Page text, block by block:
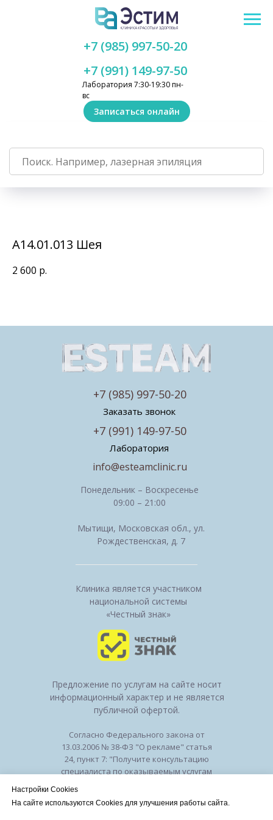
Лаборатория 7:30-19:30 пн-
вс
+7 (991) 149-97-50
+7 (985) 997-50-20
Записаться онлайн
А14.01.013 Шея
2 600 р.
Клиника является участником
национальной системы
«Честный знак»
Понедельник – Воскресенье
09:00 – 21:00
Мытищи, Московская обл., ул.
Рождественская, д. 7
Заказать звонок
Лаборатория
info@esteamclinic.ru
+7 (991) 149-97-50
+7 (985) 997-50-20
Предложение по услугам на сайте носит
информационный характер и не является
публичной офертой.
Согласно Федерального закона от
13.03.2006 № 38-ФЗ "О рекламе" статья
24, пункт 7: "Получите консультацию
специалиста по оказываемым услугам
медицинской деятельности № ЛО-50-01-
Настройки Cookies
На сайте используются Cookies для улучшения работы сайта.